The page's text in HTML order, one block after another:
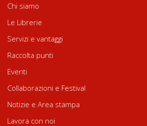
Chi siamo
Le Librerie
Servizi e vantaggi
Raccolta punti
Eventi
Collaborazioni e Festival
Notizie e Area stampa
Lavora con noi